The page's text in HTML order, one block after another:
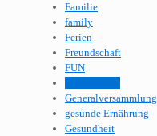
Familie
family
Ferien
Freundschaft
FUN
Generalversammlung
gesunde Ernährung
Gesundheit